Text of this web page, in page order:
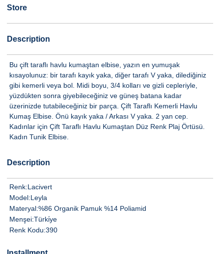
Store
Description
Bu çift taraflı havlu kumaştan elbise, yazın en yumuşak
kısayolunuz: bir tarafı kayık yaka, diğer tarafı V yaka, dilediğiniz
gibi kemerli veya bol. Midi boyu, 3/4 kolları ve gizli cepleriyle,
yüzdükten sonra giyebileceğiniz ve güneş batana kadar
üzerinizde tutabileceğiniz bir parça. Çift Taraflı Kemerli Havlu
Kumaş Elbise. Önü kayık yaka / Arkası V yaka. 2 yan cep.
Kadınlar için Çift Taraflı Havlu Kumaştan Düz Renk Plaj Örtüsü.
Kadın Tunik Elbise.
Description
Renk:Lacivert
Model:Leyla
Materyal:%86 Organik Pamuk %14 Poliamid
Menşei:Türki̇ye
Renk Kodu:390